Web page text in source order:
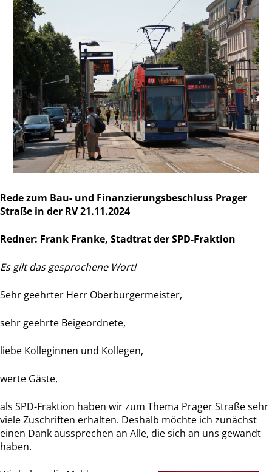
Rede zum Bau- und Finanzierungsbeschluss Prager
Straße in der RV 21.11.2024
Redner: Frank Franke, Stadtrat der SPD-Fraktion
Es gilt das gesprochene Wort!
Sehr geehrter Herr Oberbürgermeister,
sehr geehrte Beigeordnete,
liebe Kolleginnen und Kollegen,
werte Gäste,
als SPD-Fraktion haben wir zum Thema Prager Straße sehr
viele Zuschriften erhalten. Deshalb möchte ich zunächst
einen Dank aussprechen an Alle, die sich an uns gewandt
haben.